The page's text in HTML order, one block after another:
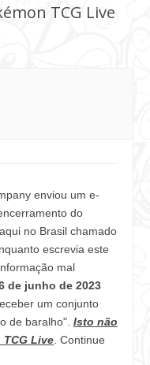
TCG Live
enviou um e-
do
no Brasil chamado
escrevia este
mal
de junho de 2023
um conjunto
de baralho". Isto não
TCG Live . Continue